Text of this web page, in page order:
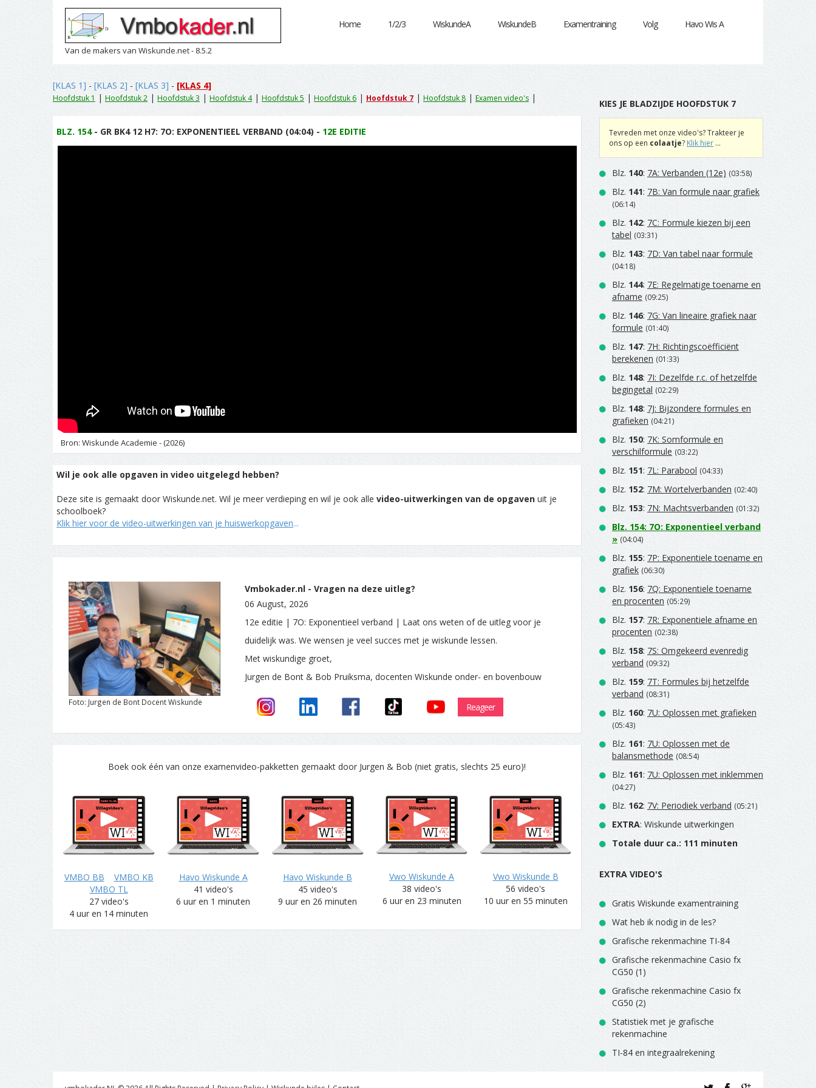
Van de makers van Wiskunde.net - 8.5.2
Home 1/2/3 WiskundeA WiskundeB Examentraining Volg Havo Wis A
[KLAS 1] - [KLAS 2] - [KLAS 3] - [KLAS 4]
Hoofdstuk 1 | Hoofdstuk 2 | Hoofdstuk 3 | Hoofdstuk 4| Hoofdstuk 5 | Hoofdstuk 6 | Hoofdstuk 7 | Hoofdstuk 8 | Examen video's |
BLZ. 154- GR BK4 12 H7: 7O: EXPONENTIEEL VERBAND (04:04) - 12E EDITIE
Bron: Wiskunde Academie - (2026)
Wil je ook alle opgaven in video uitgelegd hebben?
Deze site is gemaakt door Wiskunde.net. Wil je meer verdieping en wil je ook alle video-uitwerkingen van de opgaven uit je
schoolboek?
Klik hier voor de video-uitwerkingen van je huiswerkopgaven...
Foto: Jurgen de Bont Docent Wiskunde
Vmbokader.nl - Vragen na deze uitleg?
06 August, 2026
12e editie | 7O: Exponentieel verband | Laat ons weten of de uitleg voor je
duidelijk was. We wensen je veel succes met je wiskunde lessen.
Met wiskundige groet,
Jurgen de Bont & Bob Pruiksma, docenten Wiskunde onder- en bovenbouw
Reageer
Boek ook één van onze examenvideo-pakketten gemaakt door Jurgen & Bob (niet gratis, slechts 25 euro)!
VMBO BB
VMBO KB
VMBO TL
27 video's
4 uur en 14 minuten
Havo Wiskunde A
41 video's
6 uur en 1 minuten
Havo Wiskunde B
45 video's
9 uur en 26 minuten
Vwo Wiskunde A
38 video's
6 uur en 23 minuten
Vwo Wiskunde B
56 video's
10 uur en 55 minuten
KIES JE BLADZIJDE HOOFDSTUK 7
Tevreden met onze video's? Trakteer je
ons op een colaatje? Klik hier ...
Blz. 140: 7A: Verbanden (12e) (03:58)
Blz. 141: 7B: Van formule naar grafiek
(06:14)
Blz. 142: 7C: Formule kiezen bij een
tabel (03:31)
Blz. 143: 7D: Van tabel naar formule
(04:18)
Blz. 144: 7E: Regelmatige toename en
afname (09:25)
Blz. 146: 7G: Van lineaire grafiek naar
formule (01:40)
Blz. 147: 7H: Richtingscoëfficiënt
berekenen (01:33)
Blz. 148: 7I: Dezelfde r.c. of hetzelfde
begingetal (02:29)
Blz. 148: 7J: Bijzondere formules en
grafieken (04:21)
Blz. 150: 7K: Somformule en
verschilformule (03:22)
Blz. 151: 7L: Parabool (04:33)
Blz. 152: 7M: Wortelverbanden (02:40)
Blz. 153: 7N: Machtsverbanden (01:32)
Blz. 154: 7O: Exponentieel verband
» (04:04)
Blz. 155: 7P: Exponentiele toename en
grafiek (06:30)
Blz. 156: 7Q: Exponentiele toename
en procenten (05:29)
Blz. 157: 7R: Exponentiele afname en
procenten (02:38)
Blz. 158: 7S: Omgekeerd evenredig
verband (09:32)
Blz. 159: 7T: Formules bij hetzelfde
verband (08:31)
Blz. 160: 7U: Oplossen met grafieken
(05:43)
Blz. 161: 7U: Oplossen met de
balansmethode (08:54)
Blz. 161: 7U: Oplossen met inklemmen
(04:27)
Blz. 162: 7V: Periodiek verband (05:21)
EXTRA: Wiskunde uitwerkingen
Totale duur ca.: 111 minuten
EXTRA VIDEO'S
Gratis Wiskunde examentraining
Wat heb ik nodig in de les?
Grafische rekenmachine TI-84
Grafische rekenmachine Casio fx
CG50 (1)
Grafische rekenmachine Casio fx
CG50 (2)
Statistiek met je grafische
rekenmachine
TI-84 en integraalrekening